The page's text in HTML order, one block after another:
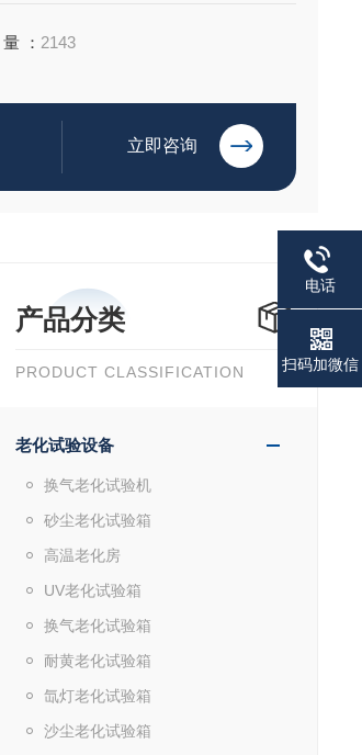
： 2143
立即咨询
产品分类
PRODUCT CLASSIFICATION
老化试验设备
换气老化试验机
砂尘老化试验箱
高温老化房
UV老化试验箱
换气老化试验箱
耐黄老化试验箱
氙灯老化试验箱
沙尘老化试验箱
电话
扫码加微信